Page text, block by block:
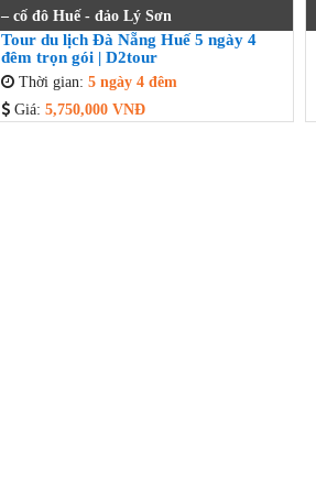
– cố đô Huế - đảo Lý Sơn
Tour du lịch Đà Nẵng Huế 5 ngày 4
đêm trọn gói | D2tour
Thời gian: 5 ngày 4 đêm
Giá: 5,750,000 VNĐ